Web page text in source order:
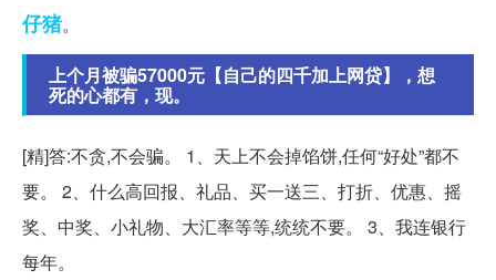
仔猪。
上个月被骗57000元【自己的四千加上网贷】，想
死的心都有，现。
[精]答:不贪,不会骗。 1、天上不会掉馅饼,任何“好处”都不
要。 2、什么高回报、礼品、买一送三、打折、优惠、摇
奖、中奖、小礼物、大汇率等等,统统不要。 3、我连银行
每年。